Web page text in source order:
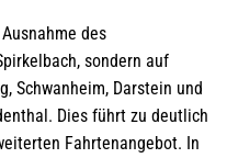
des
sondern auf
Schwanheim, Darstein und
Dies führt zu deutlich
Fahrtenangebot. In